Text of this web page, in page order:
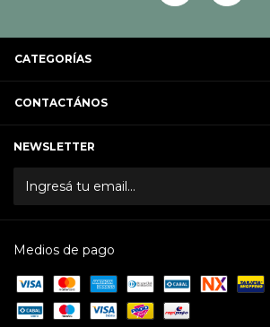
CATEGORÍAS
CONTACTÁNOS
NEWSLETTER
Medios de pago